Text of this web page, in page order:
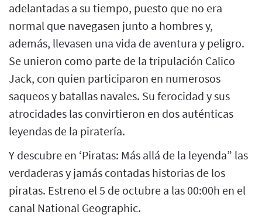
adelantadas a su tiempo, puesto que no era
normal que navegasen junto a hombres y,
además, llevasen una vida de aventura y peligro.
Se unieron como parte de la tripulación Calico
Jack, con quien participaron en numerosos
saqueos y batallas navales. Su ferocidad y sus
atrocidades las convirtieron en dos auténticas
leyendas de la piratería.
Y descubre en ‘Piratas: Más allá de la leyenda” las
verdaderas y jamás contadas historias de los
piratas. Estreno el 5 de octubre a las 00:00h en el
canal National Geographic.